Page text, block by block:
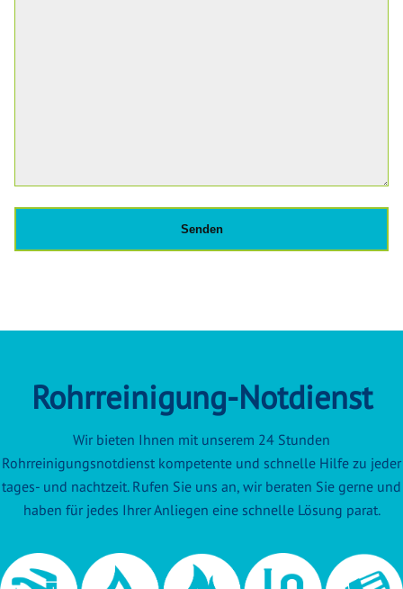
Rohrreinigung-Notdienst
Wir bieten Ihnen mit unserem 24 Stunden
Rohrreinigungsnotdienst kompetente und schnelle Hilfe zu jeder
tages- und nachtzeit. Rufen Sie uns an, wir beraten Sie gerne und
haben für jedes Ihrer Anliegen eine schnelle Lösung parat.